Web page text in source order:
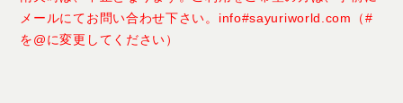
メールにてお問い合わせ下さい。info#sayuriworld.com（#
を@に変更してください）